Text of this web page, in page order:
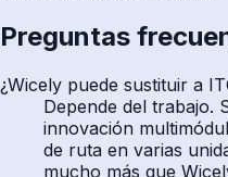
Preguntas
¿Wicely puede sustituir a
Depende del trabajo.
innovación
de ruta en varias
mucho más que